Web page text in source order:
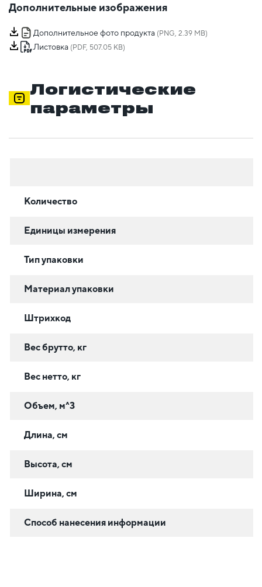
Дополнительные изображения
Дополнительное фото продукта (PNG, 2.39 MB)
Листовка (PDF, 507.05 KB)
Логистические
параметры
Количество
Единицы измерения
Тип упаковки
Материал упаковки
Штрихкод
Вес брутто, кг
Вес нетто, кг
Объем, м^3
Длина, см
Высота, см
Ширина, см
Способ нанесения информации